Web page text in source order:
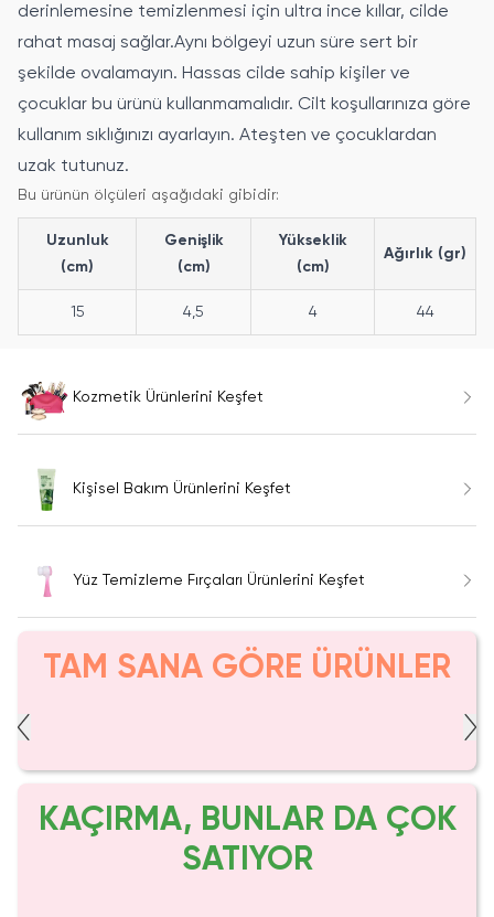
derinlemesine temizlenmesi için ultra ince kıllar, cilde
rahat masaj sağlar.Aynı bölgeyi uzun süre sert bir
şekilde ovalamayın. Hassas cilde sahip kişiler ve
çocuklar bu ürünü kullanmamalıdır. Cilt koşullarınıza göre
kullanım sıklığınızı ayarlayın. Ateşten ve çocuklardan
uzak tutunuz.
Bu ürünün ölçüleri aşağıdaki gibidir:
Uzunluk
(cm)
Genişlik
(cm)
Yükseklik
(cm)
Ağırlık (gr)
15 4,5 4 44
Kozmetik Ürünlerini Keşfet
Kişisel Bakım Ürünlerini Keşfet
Yüz Temizleme Fırçaları Ürünlerini Keşfet
TAM SANA GÖRE ÜRÜNLER
KAÇIRMA, BUNLAR DA ÇOK
SATIYOR